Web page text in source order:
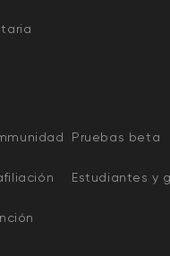
Pruebas beta
Estudiantes y